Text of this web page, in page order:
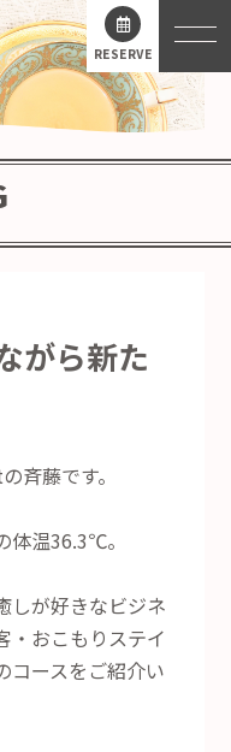
RESERVE
がら新た
斉藤です。
体温36.3℃。
しが好きなビジネ
・おこもりステイ
コースをご紹介い